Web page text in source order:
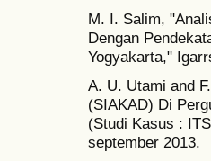
M. I. Salim,
Dengan
Yogyakarta,"
A. U. Utami and
(SIAKAD) Di
(Studi Kasus :
september 2013.